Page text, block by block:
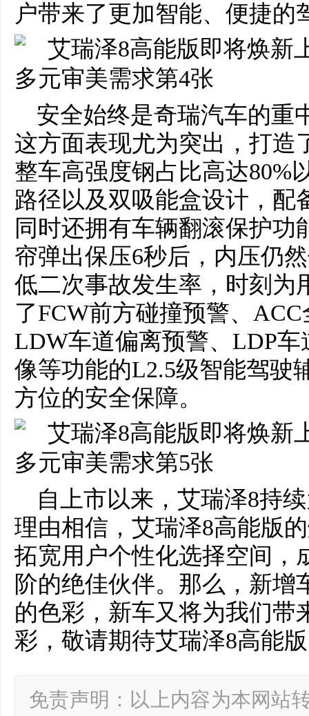
户带来了更加智能、便捷的
安全始终是奇瑞汽车的重
这方面表现尤为突出，打造
整车高强度钢占比高达80%
路径以及双吸能盒设计，配
同时还拥有车辆翻滚保护功
帘弹出保压6秒后，内压仍
低二次事故发生率，时刻为
了FCW前方碰撞预警、
LDW车道偏离预警、LDP车
像等功能的L2.5级智能驾驶
方位的安全保障。
自上市以来，艾瑞泽8持
理由相信，艾瑞泽8高能版
拓宽用户个性化选择空间，
阶的绝佳伙伴。那么，新增
的色彩，新车又将为我们带
彩，敬请期待艾瑞泽8高能
免责声明：以上内容为本网站